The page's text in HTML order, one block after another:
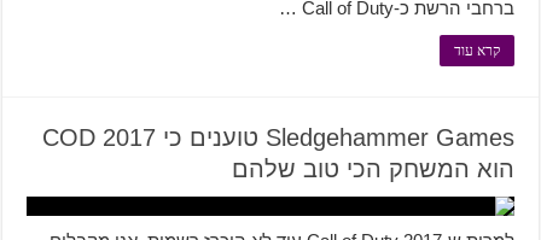
ברחבי הרשת כ-Call of Duty …
קרא עוד
Sledgehammer Games טוענים כי COD 2017
הוא המשחק הכי טוב שלהם